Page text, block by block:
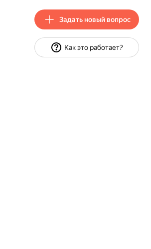
Задать новый вопрос
Как это работает?